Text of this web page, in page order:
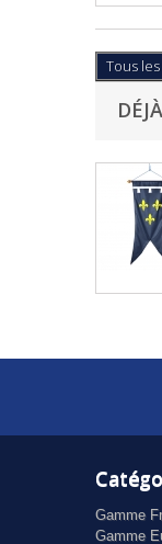
Tous
Gamme
Gamme